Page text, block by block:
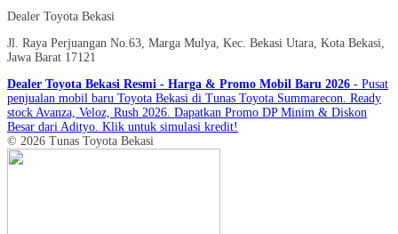
Dealer Toyota Bekasi
Jl. Raya Perjuangan No.63, Marga Mulya, Kec. Bekasi Utara, Kota Bekasi,
Jawa Barat 17121
Dealer Toyota Bekasi Resmi - Harga & Promo Mobil Baru 2026 - Pusat
penjualan mobil baru Toyota Bekasi di Tunas Toyota Summarecon. Ready
stock Avanza, Veloz, Rush 2026. Dapatkan Promo DP Minim & Diskon
Besar dari Adityo. Klik untuk simulasi kredit!
© 2026 Tunas Toyota Bekasi